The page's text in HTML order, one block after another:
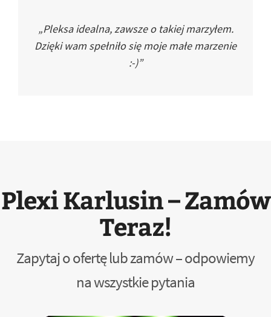
„Pleksa idealna, zawsze o takiej marzyłem.
Dzięki wam spełniło się moje małe marzenie
:-)”
Plexi Karlusin – Zamów
Teraz!
Zapytaj o ofertę lub zamów – odpowiemy
na wszystkie pytania